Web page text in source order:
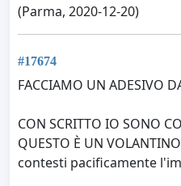
(Parma, 2020-12-20)
#17674
FACCIAMO UN ADESIVO
CON SCRITTO IO SONO
QUESTO È UN
contesti pacificamente